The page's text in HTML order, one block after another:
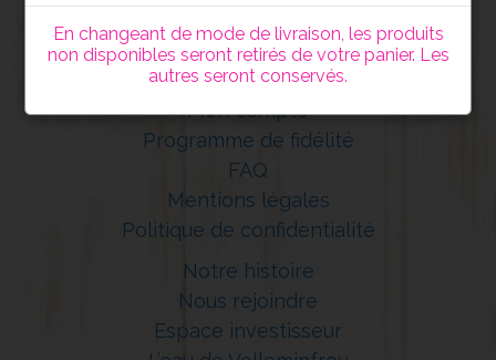
Mon compte
Programme de fidélité
FAQ
Mentions légales
Politique de confidentialité
Notre histoire
Nous rejoindre
Espace investisseur
En changeant de mode de livraison, les produits
non disponibles seront retirés de votre panier. Les
autres seront conservés.